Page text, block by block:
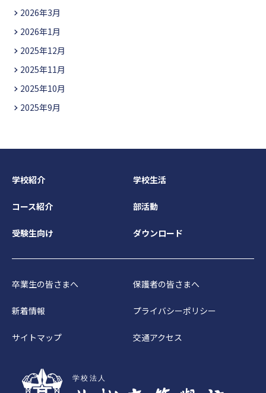
2026年3月
2026年1月
2025年12月
2025年11月
2025年10月
2025年9月
学校紹介 学校生活
コース紹介 部活動
受験生向け ダウンロード
卒業生の皆さまへ 保護者の皆さまへ
新着情報 プライバシーポリシー
サイトマップ 交通アクセス